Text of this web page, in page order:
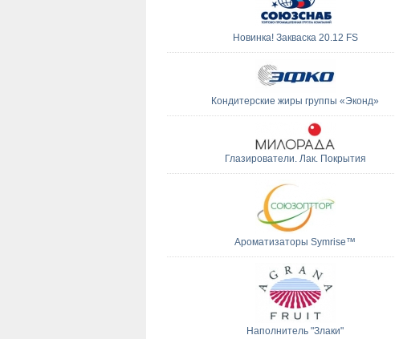
Новинка! Закваска 20.12 FS
Кондитерские жиры группы «Эконд»
Глазирователи. Лак. Покрытия
Ароматизаторы Symrise™
Наполнитель "Злаки"